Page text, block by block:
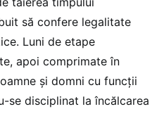
să confere legalitate
Luni de etape
apoi comprimate în
și domni cu funcții
se disciplinat la încălcarea